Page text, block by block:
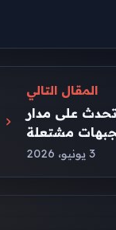
المقال التالي
على مدار
مشتعلة
3 يونيو، 2026